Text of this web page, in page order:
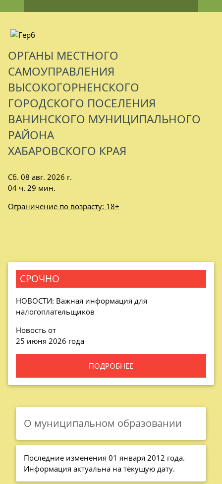
ОРГАНЫ МЕСТНОГО
САМОУПРАВЛЕНИЯ
ВЫСОКОГОРНЕНСКОГО
ГОРОДСКОГО ПОСЕЛЕНИЯ
ВАНИНСКОГО МУНИЦИПАЛЬНОГО
РАЙОНА
ХАБАРОВСКОГО КРАЯ
Сб. 08 авг. 2026 г.
04 ч. 29 мин.
Ограничение по возрасту: 18+
СРОЧНО
НОВОСТИ: Важная информация для
налогоплательщиков
Новость от
25 июня 2026 года
ПОДРОБНЕЕ
О муниципальном образовании
Последние изменения 01 января 2012 года.
Информация актуальна на текущую дату.